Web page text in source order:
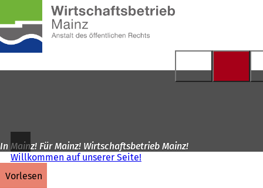
Inhalt anspringen
In Mainz! Für Mainz! Wirtschaftsbetrieb Mainz!
Willkommen auf unserer Seite!
vorlesen